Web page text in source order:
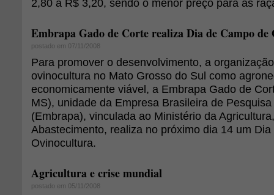
2,80 a R$ 3,20, sendo o menor preço para as
Embrapa Gado de Corte realiza Dia de Campo
postado em 07/11/2008
Para promover o desenvolvimento, a
ovinocultura no Mato Grosso do Sul como
economicamente viável, a Embrapa Gado de
MS), unidade da Empresa Brasileira de
(Embrapa), vinculada ao Ministério da
Abastecimento, realiza no próximo dia 14 um
Ovinocultura.
Agricultura e crise mundial
postado em 05/11/2008